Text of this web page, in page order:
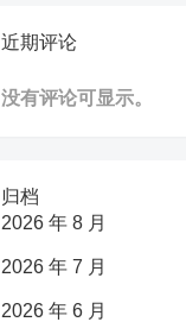
近期评论
没有评论可显示。
归档
2026 年 8 月
2026 年 7 月
2026 年 6 月